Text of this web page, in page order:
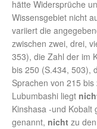
hätte Widersprüche
Wissensgebiet nicht
variiert die
zwischen zwei, drei,
353), die Zahl der im
bis 250 (S.434, 503),
Sprachen von 215
Lubumbashi liegt
Kinshasa -und Kobalt
genannt, nicht zu